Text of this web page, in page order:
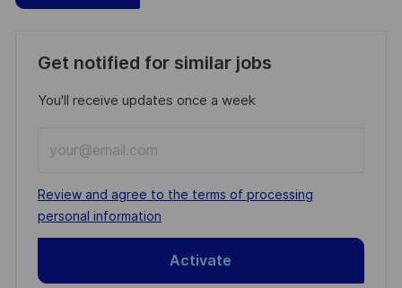
Get notified for similar jobs
You'll receive updates once a week
Email
address
(Required)
Required
Review and agree to the terms of processing
personal information
Activate